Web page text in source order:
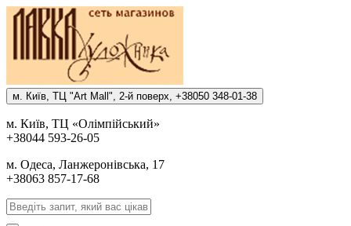
м. Киïв, ТЦ "Art Mall", 2-й поверх, +38050 348-01-38
м. Киïв, ТЦ «Олiмпiйський»
+38044 593-26-05
м. Одеса, Ланжеронiвська, 17
+38063 857-17-68